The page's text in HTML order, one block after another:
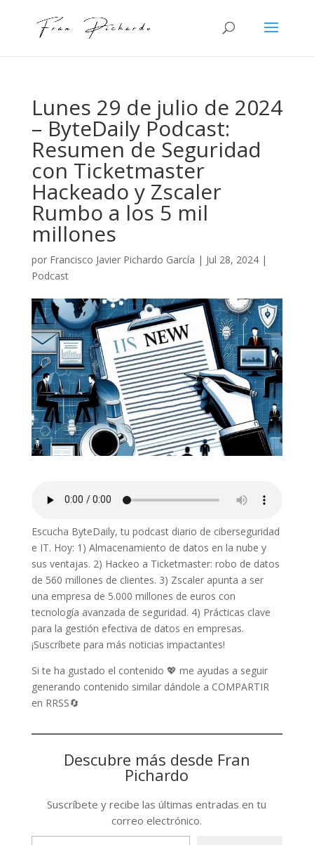
Lunes 29 de julio de 2024
– ByteDaily Podcast:
Resumen de Seguridad
con Ticketmaster
Hackeado y Zscaler
Rumbo a los 5 mil
millones
por Francisco Javier Pichardo García | Jul 28, 2024|
Podcast
Escucha ByteDaily, tu podcast diario de ciberseguridad
e IT. Hoy: 1) Almacenamiento de datos en la nube y
sus ventajas. 2) Hackeo a Ticketmaster: robo de datos
de 560 millones de clientes. 3) Zscaler apunta a ser
una empresa de 5.000 millones de euros con
tecnología avanzada de seguridad. 4) Prácticas clave
para la gestión efectiva de datos en empresas.
¡Suscríbete para más noticias impactantes!
Si te ha gustado el contenido 💖 me ayudas a seguir
generando contenido similar dándole a COMPARTIR
en RRSS🔄
Descubre más desde Fran
Pichardo
Suscríbete y recibe las últimas entradas en tu
correo electrónico.